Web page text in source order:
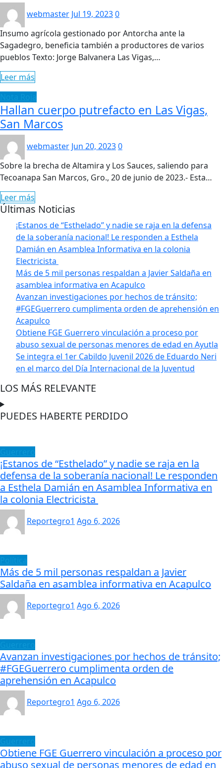
webmaster Jul 19, 20230
Insumo agrícola gestionado por Antorcha ante la
Sagadegro, beneficia también a productores de varios
pueblos Texto: Jorge Balvanera Las Vigas,…
Leer más
Hallan cuerpo putrefacto en Las Vigas,
San Marcos
webmaster Jun 20, 20230
Sobre la brecha de Altamira y Los Sauces, saliendo para
Tecoanapa San Marcos, Gro., 20 de junio de 2023.- Esta…
Leer más
Últimas Noticias
¡Estanos de “Esthelado” y nadie se raja en la defensa
de la soberanía nacional! Le responden a Esthela
Damián en Asamblea Informativa en la colonia
Electricista
Más de 5 mil personas respaldan a Javier Saldaña en
asamblea informativa en Acapulco
Avanzan investigaciones por hechos de tránsito;
#FGEGuerrero cumplimenta orden de aprehensión en
Acapulco
Obtiene FGE Guerrero vinculación a proceso por
abuso sexual de personas menores de edad en Ayutla
Se integra el 1er Cabildo Juvenil 2026 de Eduardo Neri
en el marco del Día Internacional de la Juventud
LOS MÁS RELEVANTE
PUEDES HABERTE PERDIDO
¡Estanos de “Esthelado” y nadie se raja en la
defensa de la soberanía nacional! Le responden
a Esthela Damián en Asamblea Informativa en
la colonia Electricista
Reportegro1 Ago 6, 2026
Más de 5 mil personas respaldan a Javier
Saldaña en asamblea informativa en Acapulco
Reportegro1 Ago 6, 2026
Avanzan investigaciones por hechos de tránsito;
#FGEGuerrero cumplimenta orden de
aprehensión en Acapulco
Reportegro1 Ago 6, 2026
Obtiene FGE Guerrero vinculación a proceso por
abuso sexual de personas menores de edad en